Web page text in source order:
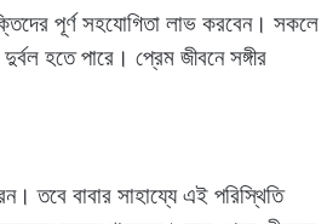
পূর্ণ সহযোগিতা লাভ করবেন। সকলে
হতে পারে। প্রেম জীবনে সঙ্গীর
তবে বাবার সাহায্যে এই পরিস্থিতি